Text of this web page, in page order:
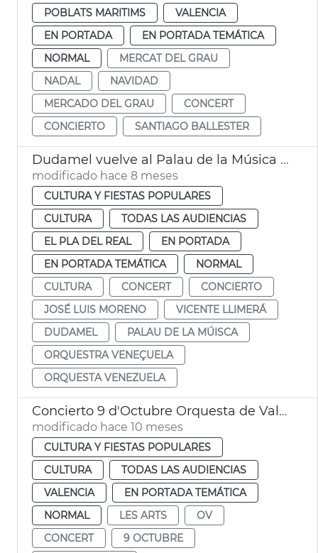
POBLATS MARITIMS
VALENCIA
EN PORTADA
EN PORTADA TEMÁTICA
NORMAL
MERCAT DEL GRAU
NADAL
NAVIDAD
MERCADO DEL GRAU
CONCERT
CONCIERTO
SANTIAGO BALLESTER
Dudamel vuelve al Palau de la Música con la Orquestra Venezuela
modificado hace 8 meses
CULTURA Y FIESTAS POPULARES
CULTURA
TODAS LAS AUDIENCIAS
EL PLA DEL REAL
EN PORTADA
EN PORTADA TEMÁTICA
NORMAL
CULTURA
CONCERT
CONCIERTO
JOSÉ LUIS MORENO
VICENTE LLIMERÁ
DUDAMEL
PALAU DE LA MÚISCA
ORQUESTRA VENEÇUELA
ORQUESTA VENEZUELA
Concierto 9 d'Octubre Orquesta de València
modificado hace 10 meses
CULTURA Y FIESTAS POPULARES
CULTURA
TODAS LAS AUDIENCIAS
VALENCIA
EN PORTADA TEMÁTICA
NORMAL
LES ARTS
OV
CONCERT
9 OCTUBRE